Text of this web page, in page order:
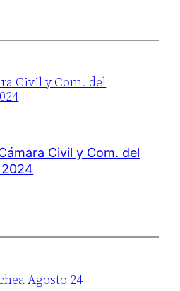
Civil y Com. del
Civil y Com. del
Agosto 24